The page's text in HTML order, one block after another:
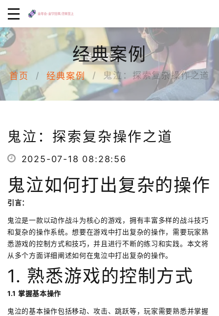
经典案例
首页 经典案例 鬼泣：探索复杂操作之道
鬼泣：探索复杂操作之道
2025-07-18 08:28:56
鬼泣如何打出复杂的操作
引言：
鬼泣是一款以动作战斗为核心的游戏，拥有丰富多样的战斗技巧
和复杂的操作系统。想要在游戏中打出复杂的操作，需要玩家熟
悉游戏的控制方式和技巧，并且进行不断的练习和实践。本文将
从多个方面详细阐述如何在鬼泣中打出复杂的操作。
1. 熟悉游戏的控制方式
1.1 掌握基本操作
鬼泣的基本操作包括移动、攻击、跳跃等，玩家需要熟悉并掌握